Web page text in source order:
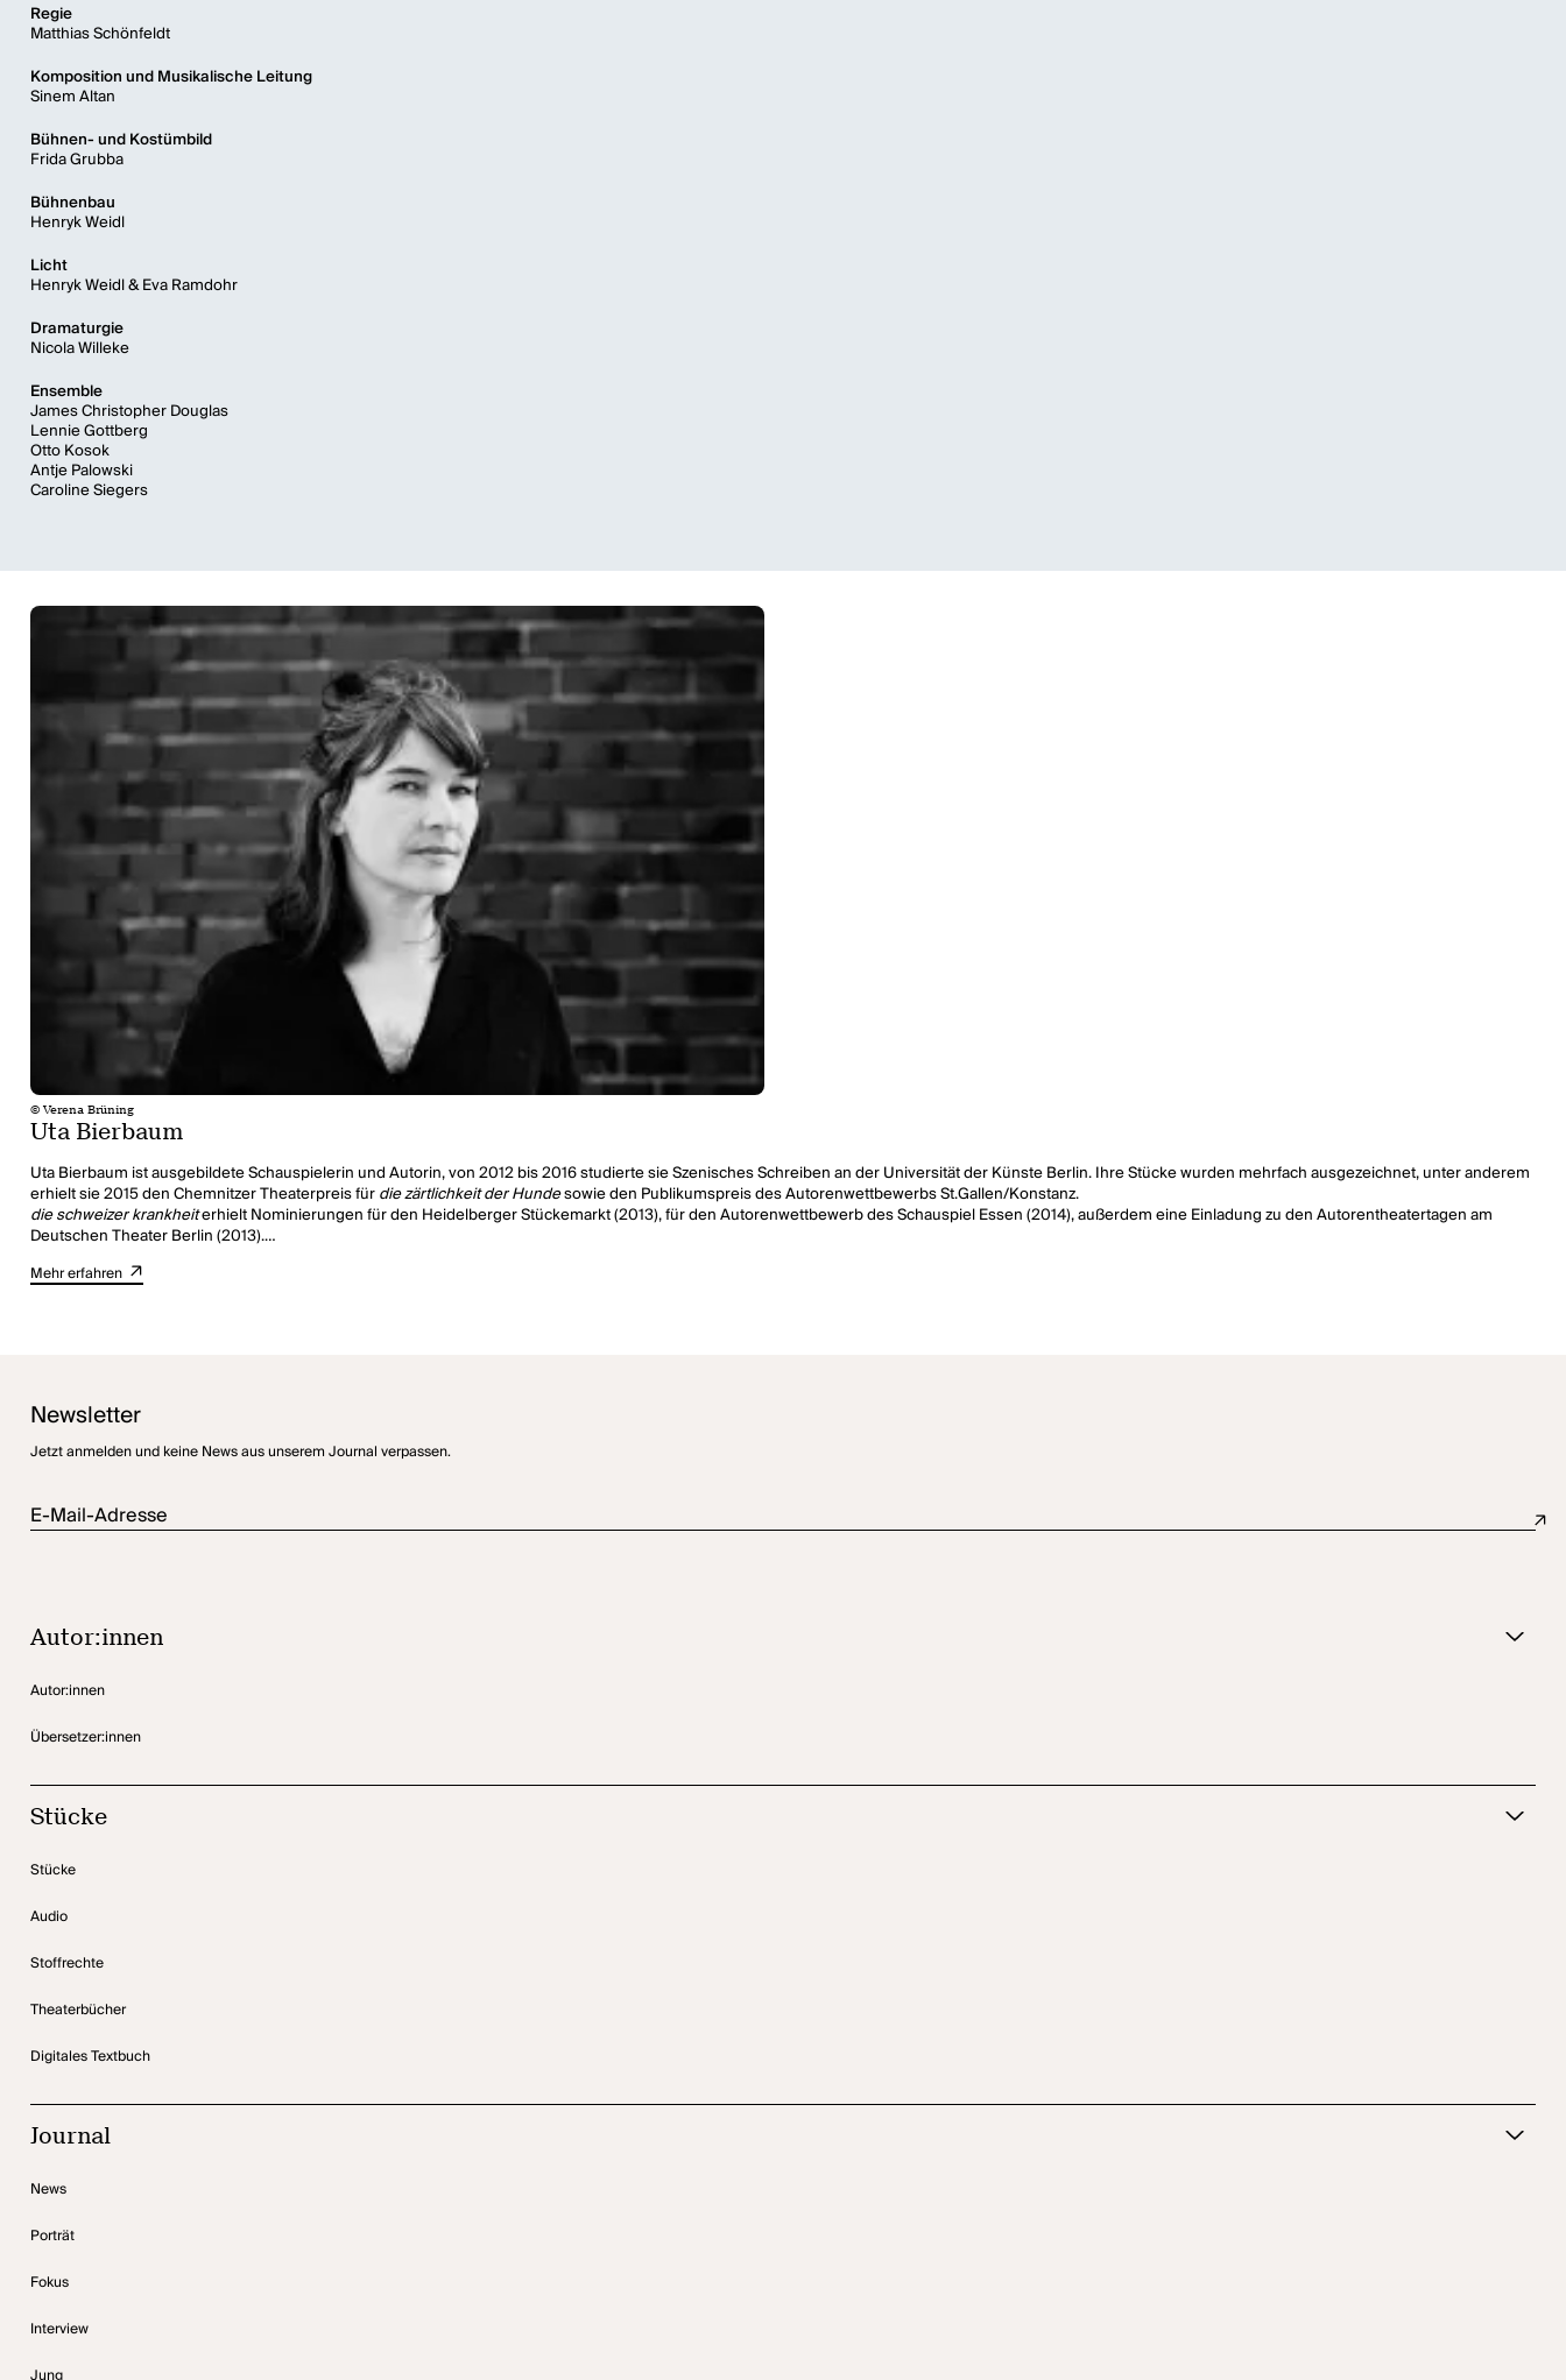
Regie
Matthias Schönfeldt
Komposition und Musikalische Leitung
Sinem Altan
Bühnen- und Kostümbild
Frida Grubba
Bühnenbau
Henryk Weidl
Licht
Henryk Weidl & Eva Ramdohr
Dramaturgie
Nicola Willeke
Ensemble
James Christopher Douglas
Lennie Gottberg
Otto Kosok
Antje Palowski
Caroline Siegers
© Verena Brüning
Uta Bierbaum
Uta Bierbaum ist ausgebildete Schauspielerin und Autorin, von 2012 bis 2016 studierte sie Szenisches Schreiben an der Universität der Künste Berlin. Ihre Stücke wurden mehrfach ausgezeichnet, unter anderem
erhielt sie 2015 den Chemnitzer Theaterpreis fürdie zärtlichkeit der Hundesowie den Publikumspreis des Autorenwettbewerbs St.Gallen/Konstanz.
die schweizer krankheiterhielt Nominierungen für den Heidelberger Stückemarkt (2013), für den Autorenwettbewerb des Schauspiel Essen (2014), außerdem eine Einladung zu den Autorentheatertagen am
Deutschen Theater Berlin (2013).
Jugendtheater. Für das Berliner Jugendtheater Strahl schrieb sie die Auftragsarbeit
Mehr erfahren
Newsletter
Jetzt anmelden und keine News aus unserem Journal verpassen.
E-Mail-Adresse
Autor:innen
Autor:innen
Übersetzer:innen
Stücke
Stücke
Audio
Stoffrechte
Theaterbücher
Digitales Textbuch
Journal
News
Porträt
Fokus
Interview